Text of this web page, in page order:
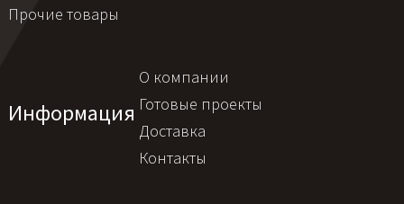
Прочие товары
Информация
О компании
Готовые проекты
Доставка
Контакты